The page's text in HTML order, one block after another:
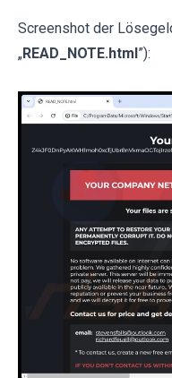
Screenshot der
„READ_NOTE.html”):